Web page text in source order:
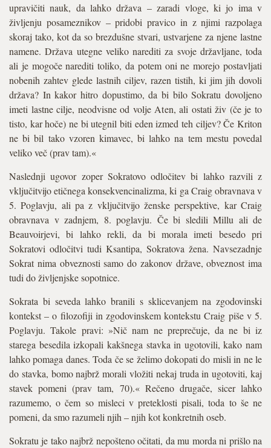
upravičiti nauk, da lahko država – zaradi vloge, ki jo ima v
življenju posameznikov – pridobi pravico in z njimi razpolaga
skoraj tako, kot da so brezdušne stvari, ustvarjene za njene lastne
namene. Država utegne veliko narediti za svoje državljane, toda
ali je mogoče narediti toliko, da potem oni ne morejo postavljati
nobenih zahtev glede lastnih ciljev, razen tistih, ki jim jih dovoli
država? In kakor hitro dopustimo, da bi bilo Sokratu dovoljeno
imeti lastne cilje, neodvisne od volje Aten, ali ostati živ (če je to
tisto, kar hoče) ne bi utegnil biti eden izmed teh ciljev? Če Kriton
ne bi bil tako vzoren kimavec, bi lahko na tem mestu povedal
veliko več (prav tam).«
Naslednji ugovor zoper Sokratovo odločitev bi lahko razvili z
vključitvijo etičnega konsekvencinalizma, ki ga Craig obravnava v
5. Poglavju, ali pa z vključitvijo ženske perspektive, kar Craig
obravnava v zadnjem, 8. poglavju. Če bi sledili Millu ali de
Beauvoirjevi, bi lahko rekli, da bi morala imeti besedo pri
Sokratovi odločitvi tudi Ksantipa, Sokratova žena. Navsezadnje
Sokrat nima obveznosti samo do zakonov države, obveznost ima
tudi do življenjske sopotnice.
Sokrata bi seveda lahko branili s sklicevanjem na zgodovinski
kontekst – o filozofiji in zgodovinskem kontekstu Craig piše v 5.
Poglavju. Takole pravi: »Nič nam ne preprečuje, da ne bi iz
starega besedila izkopali kakšnega stavka in ugotovili, kako nam
lahko pomaga danes. Toda če se želimo dokopati do misli in ne le
do stavka, bomo najbrž morali vložiti nekaj truda in ugotoviti, kaj
stavek pomeni (prav tam, 70).« Rečeno drugače, sicer lahko
razumemo, o čem so misleci v preteklosti pisali, toda to še ne
pomeni, da smo razumeli njih – njih kot konkretnih oseb.
Sokratu je tako najbrž nepošteno očitati, da mu morda ni prišlo na